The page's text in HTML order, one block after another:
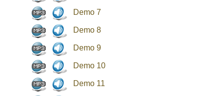
Demo 7
Demo 8
Demo 9
Demo 10
Demo 11